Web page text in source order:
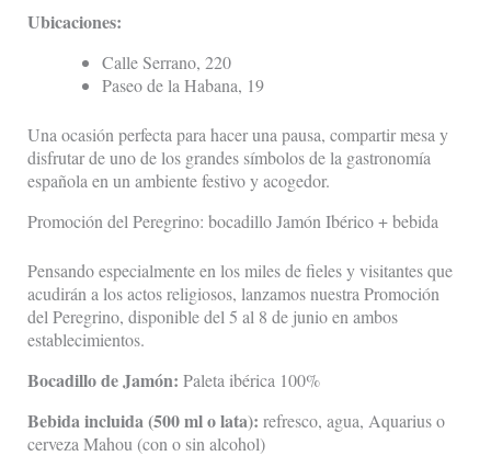
Ubicaciones:
Calle Serrano, 220
Paseo de la Habana, 19
Una ocasión perfecta para hacer una pausa, compartir mesa y
disfrutar de uno de los grandes símbolos de la gastronomía
española en un ambiente festivo y acogedor.
Promoción del Peregrino: bocadillo Jamón Ibérico + bebida
Pensando especialmente en los miles de fieles y visitantes que
acudirán a los actos religiosos, lanzamos nuestra Promoción
del Peregrino, disponible del 5 al 8 de junio en ambos
establecimientos.
Bocadillo de Jamón: Paleta ibérica 100%
Bebida incluida (500 ml o lata): refresco, agua, Aquarius o
cerveza Mahou (con o sin alcohol)